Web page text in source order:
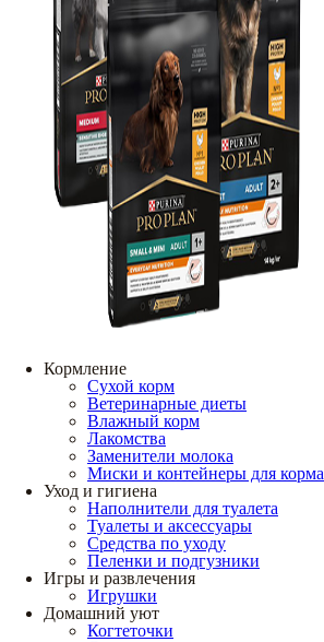
Кормление
Сухой корм
Ветеринарные диеты
Влажный корм
Лакомства
Заменители молока
Миски и контейнеры для корма
Уход и гигиена
Наполнители для туалета
Туалеты и аксессуары
Средства по уходу
Пеленки и подгузники
Игры и развлечения
Игрушки
Домашний уют
Когтеточки